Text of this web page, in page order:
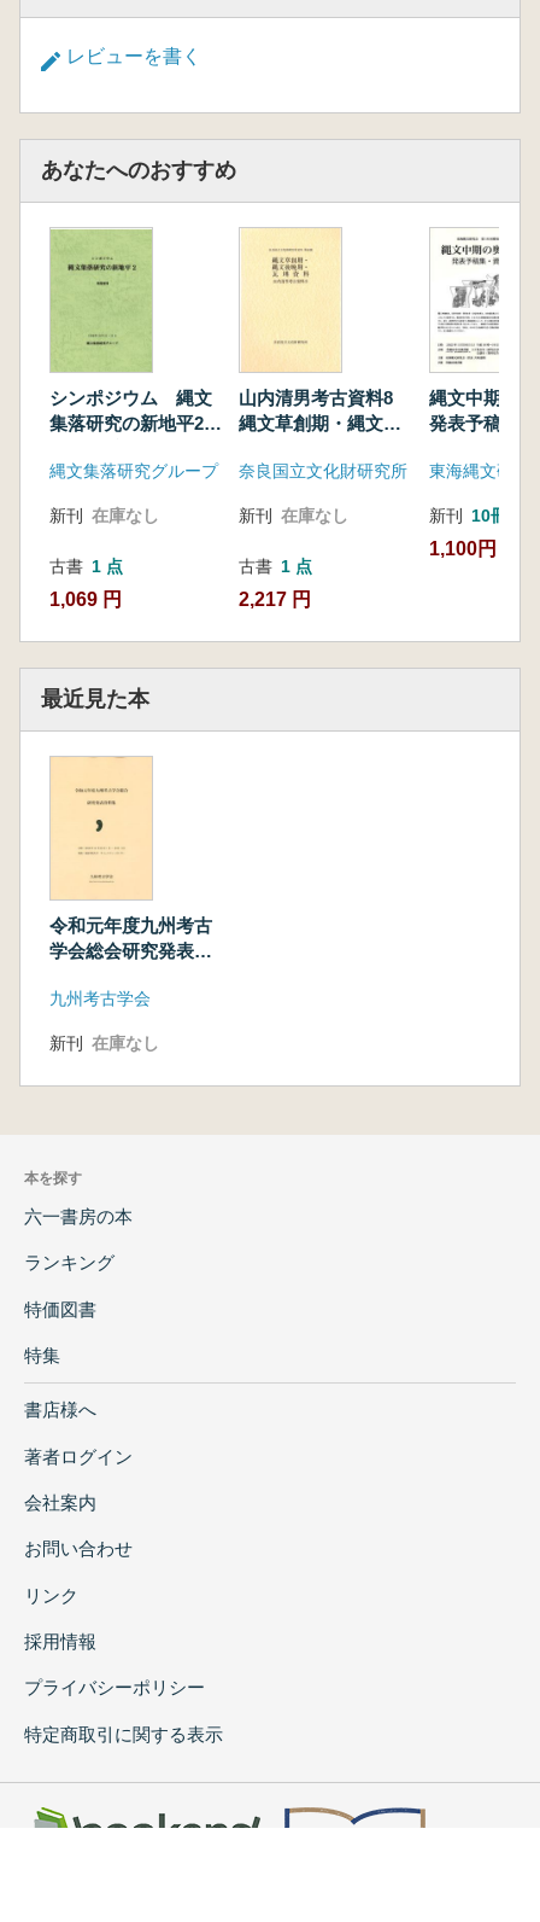
110
熊本県玉名市大原(おおばる)遺跡の発掘調査―
レビューを書く
あなたへのおすすめ
シンポジウム 縄文
集落研究の新地平2
縄文集落研究グループ
新刊 在庫なし
古書 1 点
1,069 円
山内清男考古資料8
縄文草創期・縄文後
奈良国立文化財研究所
新刊 在庫なし
古書 1 点
2,217 円
縄文中期の
発表予稿集
東海縄文研究
新刊 10冊以上
1,100円
最近見た本
令和元年度九州考古
学会総会研究発表資
九州考古学会
新刊 在庫なし
本を探す
六一書房の本
ランキング
特価図書
特集
書店様へ
著者ログイン
会社案内
お問い合わせ
リンク
採用情報
プライバシーポリシー
特定商取引に関する表示